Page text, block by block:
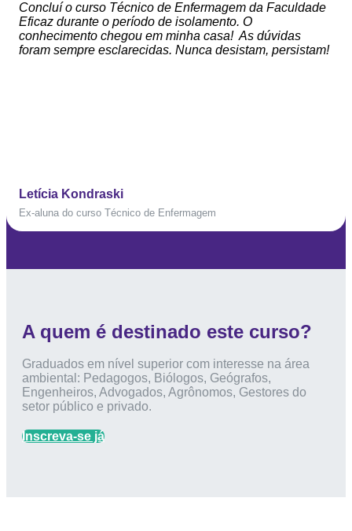
Concluí o curso Técnico de Enfermagem da Faculdade
Eficaz durante o período de isolamento. O
conhecimento chegou em minha casa! As dúvidas
foram sempre esclarecidas. Nunca desistam, persistam!
Letícia Kondraski
Ex-aluna do curso Técnico de Enfermagem
A quem é destinado este curso?
Graduados em nível superior com interesse na área
ambiental: Pedagogos, Biólogos, Geógrafos,
Engenheiros, Advogados, Agrônomos, Gestores do
setor público e privado.
Inscreva-se já